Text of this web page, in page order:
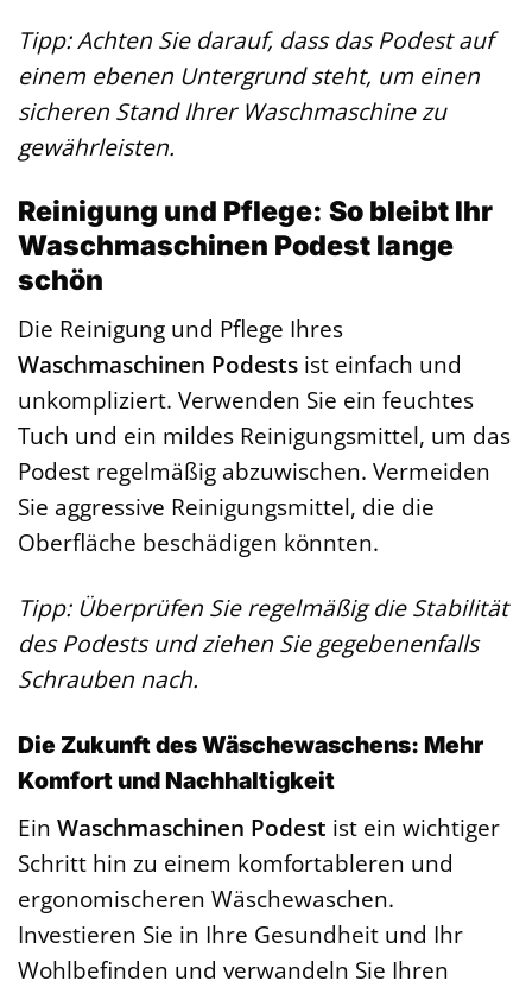
Tipp: Achten Sie darauf, dass das Podest auf
einem ebenen Untergrund steht, um einen
sicheren Stand Ihrer Waschmaschine zu
gewährleisten.
Reinigung und Pflege: So bleibt Ihr
Waschmaschinen Podest lange
schön
Die Reinigung und Pflege Ihres
Waschmaschinen Podests ist einfach und
unkompliziert. Verwenden Sie ein feuchtes
Tuch und ein mildes Reinigungsmittel, um das
Podest regelmäßig abzuwischen. Vermeiden
Sie aggressive Reinigungsmittel, die die
Oberfläche beschädigen könnten.
Tipp: Überprüfen Sie regelmäßig die Stabilität
des Podests und ziehen Sie gegebenenfalls
Schrauben nach.
Die Zukunft des Wäschewaschens: Mehr
Komfort und Nachhaltigkeit
Ein Waschmaschinen Podest ist ein wichtiger
Schritt hin zu einem komfortableren und
ergonomischeren Wäschewaschen.
Investieren Sie in Ihre Gesundheit und Ihr
Wohlbefinden und verwandeln Sie Ihren